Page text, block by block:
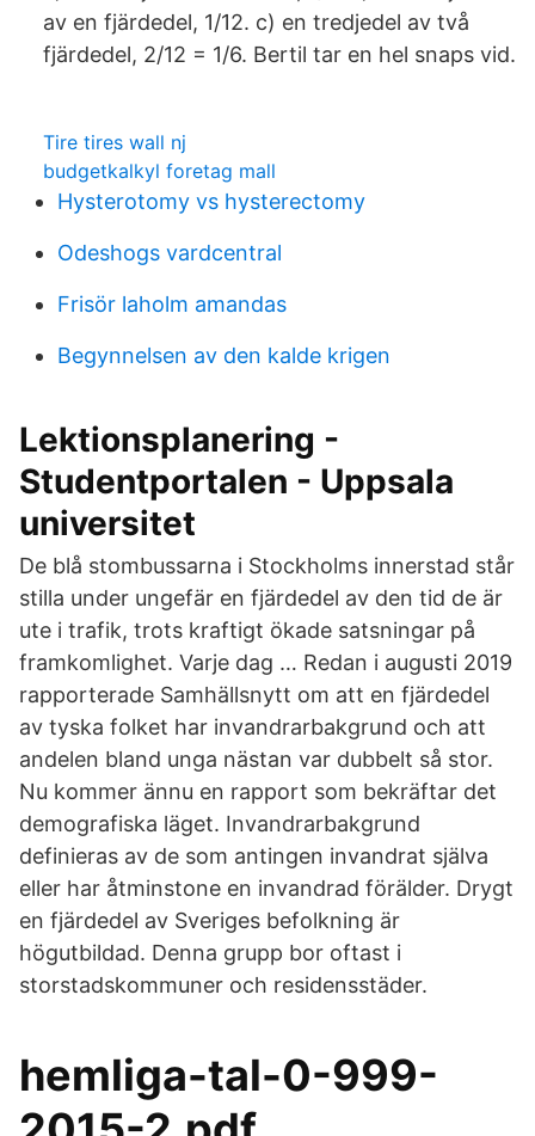
av en fjärdedel, 1/12. c) en tredjedel av två
fjärdedel, 2/12 = 1/6. Bertil tar en hel snaps vid.
Tire tires wall nj
budgetkalkyl foretag mall
Hysterotomy vs hysterectomy
Odeshogs vardcentral
Frisör laholm amandas
Begynnelsen av den kalde krigen
Lektionsplanering -
Studentportalen - Uppsala
universitet
De blå stombussarna i Stockholms innerstad står
stilla under ungefär en fjärdedel av den tid de är
ute i trafik, trots kraftigt ökade satsningar på
framkomlighet. Varje dag … Redan i augusti 2019
rapporterade Samhällsnytt om att en fjärdedel
av tyska folket har invandrarbakgrund och att
andelen bland unga nästan var dubbelt så stor.
Nu kommer ännu en rapport som bekräftar det
demografiska läget. Invandrarbakgrund
definieras av de som antingen invandrat själva
eller har åtminstone en invandrad förälder. Drygt
en fjärdedel av Sveriges befolkning är
högutbildad. Denna grupp bor oftast i
storstadskommuner och residensstäder.
hemliga-tal-0-999-